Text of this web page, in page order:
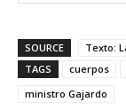
SOURCE
Texto:
TAGS
cuerpos
ministro Gajardo